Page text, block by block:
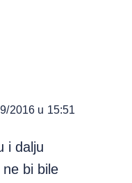
2016 u 15:51
i dalju
bi bile